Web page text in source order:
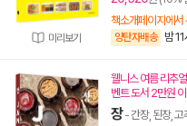
미리보기
책소개페이지에서
양탄자배송 밤 11
웰니스 여름 리추
벤트 도서 2만원
장- 간장, 된장, 고